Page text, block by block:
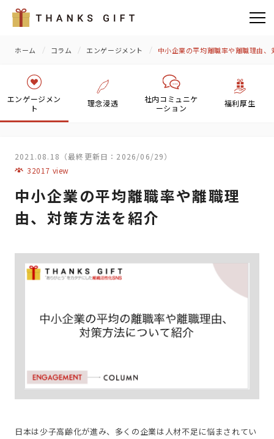
ホーム コラム エンゲージメント 中小企業の平均離職率や離職理由、
エンゲージメン
ト
理念浸透
社内コミュニケ
ーション
福利厚生
2021.08.18（最終更新日：2026/06/29）
32017 view
中小企業の平均離職率や離職理
由、対策方法を紹介
日本は少子高齢化が進み、多くの企業は人材不足に悩まされてい